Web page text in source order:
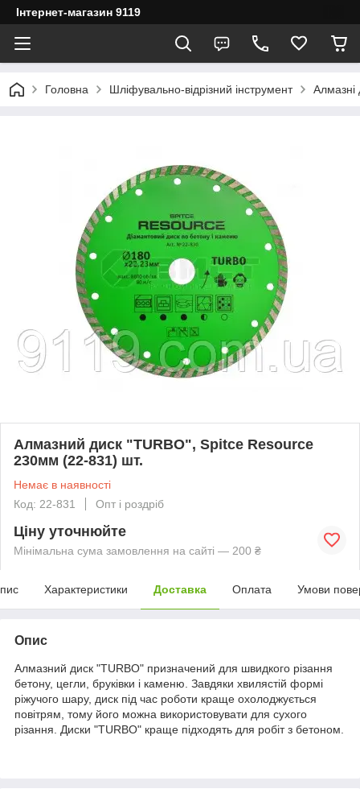
Інтернет-магазин 9119
Головна Шліфувально-відрізний інструмент Алмазні
Алмазний диск "TURBO", Spitce Resource
230мм (22-831) шт.
Немає в наявності
Код: 22-831
Опт і роздріб
Ціну уточнюйте
Мінімальна сума замовлення на сайті — 200 ₴
Характеристики Доставка Оплата Умови
Опис
Алмазний диск "TURBO" призначений для швидкого різання
бетону, цегли, бруківки і каменю. Завдяки хвилястій формі
ріжучого шару, диск під час роботи краще охолоджується
повітрям, тому його можна використовувати для сухого
різання. Диски "TURBO" краще підходять для робіт з бетоном.